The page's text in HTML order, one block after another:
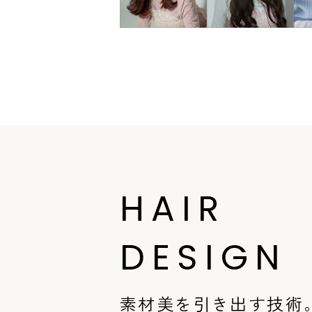
HAIR
DESIGN
素材美を引き出す技術